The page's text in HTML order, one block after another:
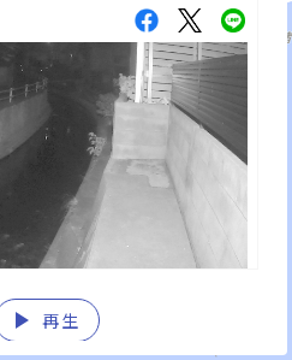
play_arrow 再生